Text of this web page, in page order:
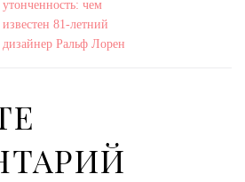
утонченность: чем
известен 81-летний
дизайнер Ральф Лорен